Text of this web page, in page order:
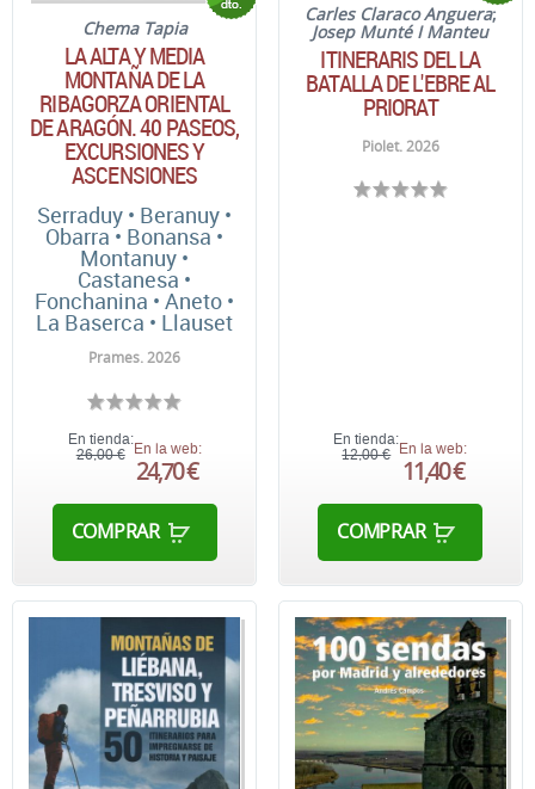
Chema Tapia
LA ALTA Y MEDIA
MONTAÑA DE LA
RIBAGORZA ORIENTAL
DE ARAGÓN. 40 PASEOS,
EXCURSIONES Y
ASCENSIONES
Serraduy • Beranuy •
Obarra • Bonansa •
Montanuy •
Castanesa •
Fonchanina • Aneto •
La Baserca • Llauset
Prames. 2026
En tienda:
26,00 € En la web:
24,70 €
COMPRAR
Carles Claraco Anguera;
Josep Munté I Manteu
ITINERARIS DEL LA
BATALLA DE L'EBRE AL
PRIORAT
Piolet. 2026
En tienda:
12,00 €
En la web:
11,40 €
COMPRAR